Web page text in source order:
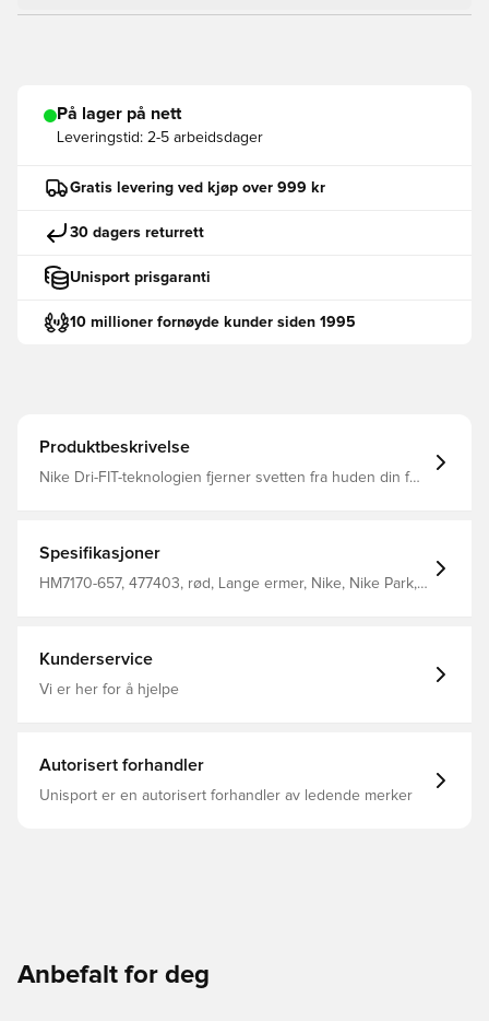
På lager på nett
Leveringstid: 2-5 arbeidsdager
Gratis levering ved kjøp over 999 kr
30 dagers returrett
Unisport prisgaranti
10 millioner fornøyde kunder siden 1995
Produktbeskrivelse
Nike Dri-FIT-teknologien fjerner svetten fra huden din for
Spesifikasjoner
HM7170-657, 477403, rød, Lange ermer, Nike, Nike Park,
Kunderservice
Vi er her for å hjelpe
Autorisert forhandler
Unisport er en autorisert forhandler av ledende merker
Anbefalt for deg